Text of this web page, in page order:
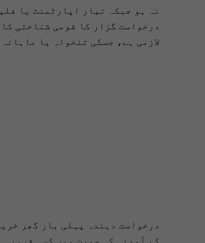
لازمی ہے، جسکی تنخواہ یا ماہانہ آمدنی
درخواست دہندہ پہلی بار گھر
کم آمدنی کی صورت میں کسی